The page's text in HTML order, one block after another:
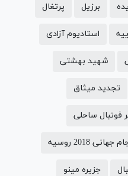
برزیل پرتغال
استادیوم آزادی
شهید بهشتی
تجدید میثاق
فوتبال ساحلی
جهانی 2018 روسیه
جزیره مینو